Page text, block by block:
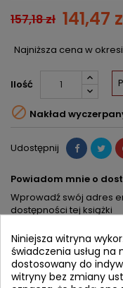
157,18 zł 141,47
Najniższa cena w
Ilość
 Nakład
Udostępnij
Powiadom mnie o
Wprowadź swój adres
dostępności tej książki
OPIS
Niniejsza witryna
świadczenia usług na
dostosowany do
witryny bez zmiany